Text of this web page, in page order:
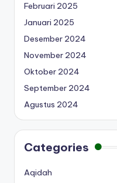
Februari 2025
Januari 2025
Desember 2024
November 2024
Oktober 2024
September 2024
Agustus 2024
Categories
Aqidah